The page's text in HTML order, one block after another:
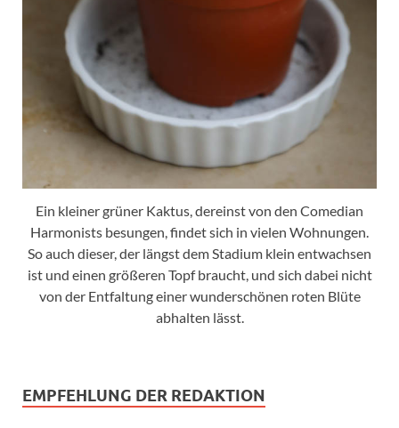
Ein kleiner grüner Kaktus, dereinst von den Comedian
Harmonists besungen, findet sich in vielen Wohnungen.
So auch dieser, der längst dem Stadium klein entwachsen
ist und einen größeren Topf braucht, und sich dabei nicht
von der Entfaltung einer wunderschönen roten Blüte
abhalten lässt.
EMPFEHLUNG DER REDAKTION